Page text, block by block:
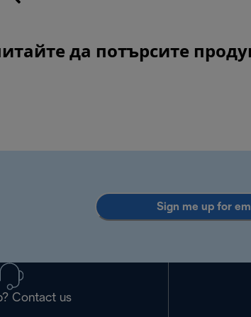
да потърсите
Sign me up for
Contact us